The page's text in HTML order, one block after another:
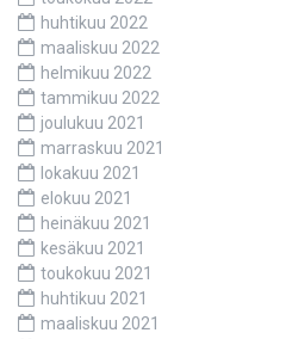
huhtikuu 2022
maaliskuu 2022
helmikuu 2022
tammikuu 2022
joulukuu 2021
marraskuu 2021
lokakuu 2021
elokuu 2021
heinäkuu 2021
kesäkuu 2021
toukokuu 2021
huhtikuu 2021
maaliskuu 2021